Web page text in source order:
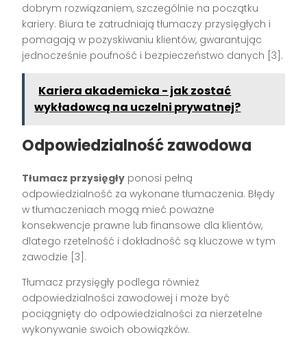
dobrym rozwiązaniem, szczególnie na początku
kariery. Biura te zatrudniają tłumaczy przysięgłych i
pomagają w pozyskiwaniu klientów, gwarantując
jednocześnie poufność i bezpieczeństwo danych [3].
Kariera akademicka - jak zostać
wykładowcą na uczelni prywatnej?
Odpowiedzialność zawodowa
Tłumacz przysięgły ponosi pełną
odpowiedzialność za wykonane tłumaczenia. Błędy
w tłumaczeniach mogą mieć poważne
konsekwencje prawne lub finansowe dla klientów,
dlatego rzetelność i dokładność są kluczowe w tym
zawodzie [3].
Tłumacz przysięgły podlega również
odpowiedzialności zawodowej i może być
pociągnięty do odpowiedzialności za nierzetelne
wykonywanie swoich obowiązków.